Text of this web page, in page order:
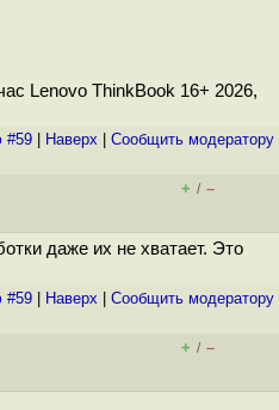
Lenovo ThinkBook 16+ 2026,
#59 Наверх Cообщить модератору
+ / –
даже их не хватает. Это
#59 Наверх Cообщить модератору
+ / –